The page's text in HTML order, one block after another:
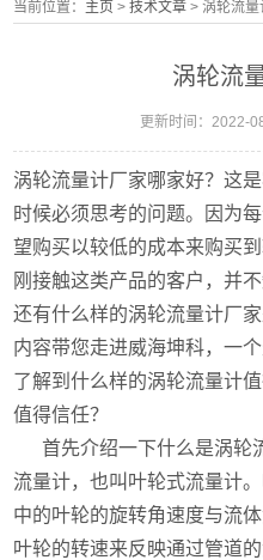
当前位置： 主页 >技术文章 > 涡轮流
涡轮流
更新时间：2022-
涡轮流量计厂家哪家好？这
时候必须思考的问题。因为
望购买以较低的成本来购买
刚接触这类产品的客户，并
还有什么样的涡轮流量计厂
内容带您走进威海坤科，一
了解到什么样的涡轮流量计
值得信任？
首先介绍一下什么是涡轮
流量计，也叫叶轮式流量计
中的叶轮的旋转角速度与流
叶轮的转速来反映通过管道